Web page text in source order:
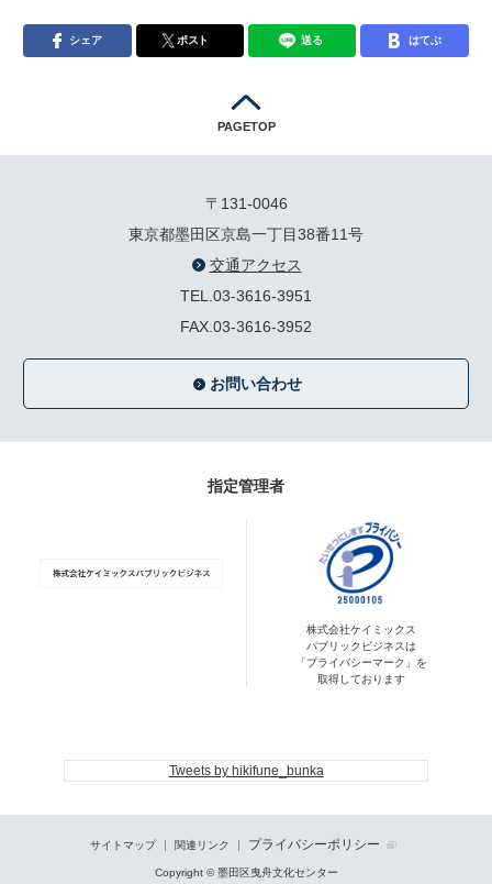
シェア ポスト 送る はてぶ
PAGETOP
〒131-0046
東京都墨田区京島一丁目38番11号
交通アクセス
TEL.03-3616-3951
FAX.03-3616-3952
お問い合わせ
指定管理者
株式会社ケイミックス
パブリックビジネスは
「プライバシーマーク」を
取得しております
Tweets by hikifune_bunka
サイトマップ 関連リンク プライバシーポリシー
Copyright © 墨田区曳舟文化センター